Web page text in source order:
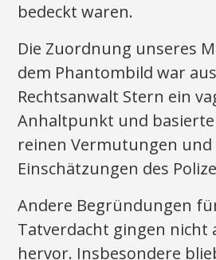
bedeckt waren.
Die Zuordnung unseres
dem Phantombild war
Rechtsanwalt Stern ein
Anhaltpunkt und
reinen Vermutungen
Einschätzungen des
Andere Begründungen
Tatverdacht gingen nicht
hervor. Insbesondere